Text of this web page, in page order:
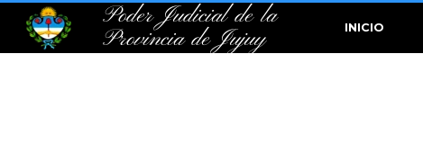
Poder Judicial de la
Provincia de Jujuy
INICIO